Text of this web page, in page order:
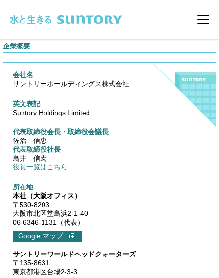
メ
企業概要
会社名
サントリーホールディングス株式会社
英文表記
Suntory Holdings Limited
代表取締役会長・取締役会議長
佐治 信忠
代表取締役社長
鳥井 信宏
役員一覧はこちら
所在地
本社（大阪オフィス）
〒530-8203
大阪市北区堂島浜2-1-40
06-6346-1131（代表）
サントリーワールドヘッドクォーターズ
〒135-8631
東京都港区台場2-3-3